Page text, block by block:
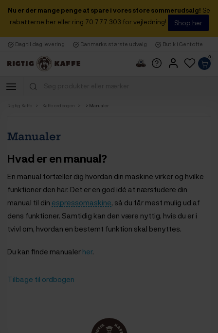
Nu er der mange penge at spare i vores store sommerudsalg! Se
rabatterne her eller ring 70 777 303 for vejledning!
Shop her
Dag til dag levering Danmarks største udvalg Butik i Gentofte
0
Rigtig Kaffe Kaffe ordbogen > Manualer
Manualer
Hvad er en manual?
En manual fortæller dig hvordan din maskine virker og hvilke
funktioner den har. Det er en god idé at nærstudere din
manual til din espressomaskine, så du får mest mulig ud af
dens funktioner. Samtidig kan den være nyttig, hvis du er i
tvivl om, hvordan en bestemt funktion skal benyttes.
Du kan finde manualer her.
Tilbage til ordbogen